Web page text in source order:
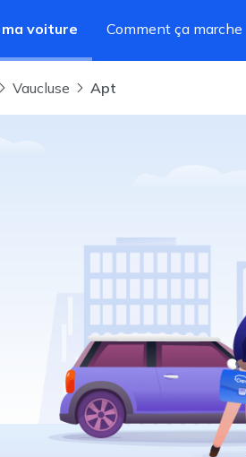
voiture Comment ça marche
Vaucluse Apt